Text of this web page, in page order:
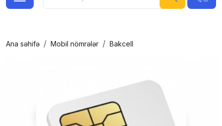
Ana səhifə Mobil nömrələr Bakcell